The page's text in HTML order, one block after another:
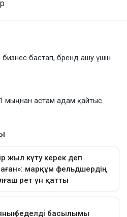
бастап, бренд ашу үшін
мыңнан астам адам қайтыс